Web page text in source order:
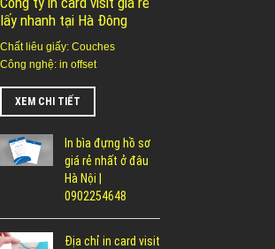
lấy nhanh tại Hà Đông
Chất liêu giấy: Couches
Công nghệ: in offset
XEM CHI TIẾT
In bìa đựng hồ sơ
giá rẻ nhất ở đâu
Hà Nội |
0902254648
Địa chỉ in card visit